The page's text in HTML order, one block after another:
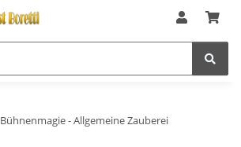
Bühnenmagie - Allgemeine Zauberei